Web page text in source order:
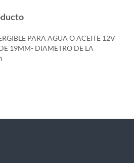
PARA AGUA O ACEITE 12V
19MM- DIAMETRO DE LA